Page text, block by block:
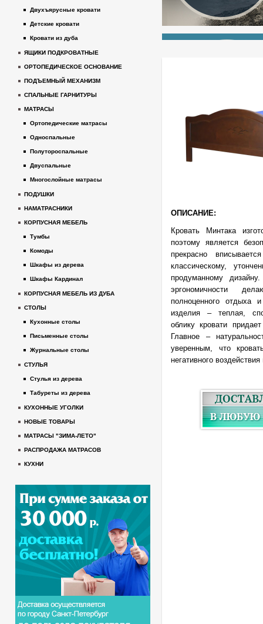
ОПИСАНИЕ:
Кровать Минтака
поэтому является
прекрасно
классическому,
продуманному
эргономичности
полноценного отдыха
изделия – теплая,
облику кровати
Главное –
уверенным, что
негативного
Двухъярусные кровати
Детские кровати
Кровати из дуба
ЯЩИКИ ПОДКРОВАТНЫЕ
ОРТОПЕДИЧЕСКОЕ ОСНОВАНИЕ
ПОДЪЕМНЫЙ МЕХАНИЗМ
СПАЛЬНЫЕ ГАРНИТУРЫ
МАТРАСЫ
Ортопедические матрасы
Односпальные
Полутороспальные
Двуспальные
Многослойные матрасы
ПОДУШКИ
НАМАТРАСНИКИ
КОРПУСНАЯ МЕБЕЛЬ
Тумбы
Комоды
Шкафы из дерева
Шкафы Кардинал
КОРПУСНАЯ МЕБЕЛЬ ИЗ ДУБА
СТОЛЫ
Кухонные столы
Письменные столы
Журнальные столы
СТУЛЬЯ
Стулья из дерева
Табуреты из дерева
КУХОННЫЕ УГОЛКИ
НОВЫЕ ТОВАРЫ
МАТРАСЫ "ЗИМА-ЛЕТО"
РАСПРОДАЖА МАТРАСОВ
КУХНИ